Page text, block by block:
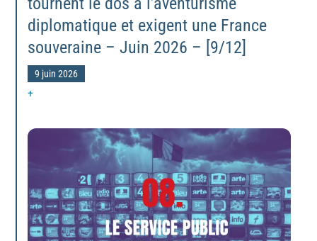
diplomatique et exigent une France
souveraine – Juin 2026 – [9/12]
9 juin 2026
+